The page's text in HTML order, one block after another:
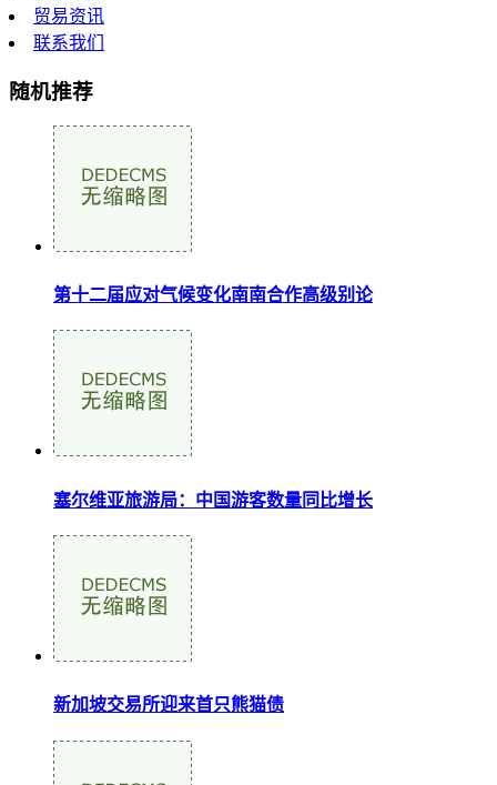
贸易资讯
联系我们
随机推荐
第十二届应对气候变化南南合作高级别论
塞尔维亚旅游局：中国游客数量同比增长
新加坡交易所迎来首只熊猫债